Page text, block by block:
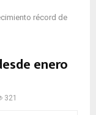
récord de
enero
321